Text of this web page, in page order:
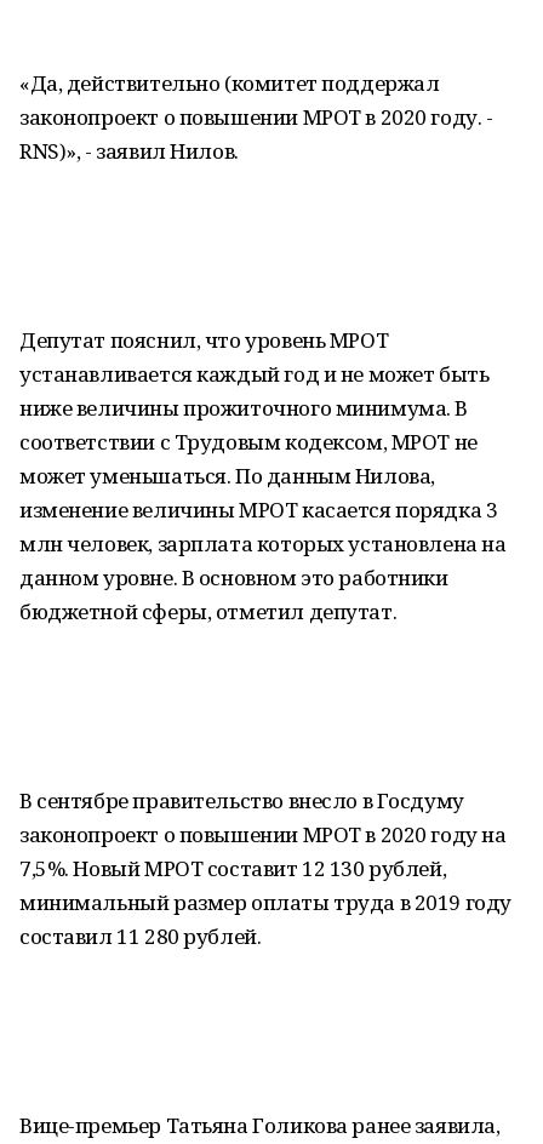
«Да, действительно (комитет поддержал
законопроект о повышении МРОТ в 2020 году. -
RNS)», - заявил Нилов.
Депутат пояснил, что уровень МРОТ
устанавливается каждый год и не может быть
ниже величины прожиточного минимума. В
соответствии с Трудовым кодексом, МРОТ не
может уменьшаться. По данным Нилова,
изменение величины МРОТ касается порядка 3
млн человек, зарплата которых установлена на
данном уровне. В основном это работники
бюджетной сферы, отметил депутат.
В сентябре правительство внесло в Госдуму
законопроект о повышении МРОТ в 2020 году на
7,5%. Новый МРОТ составит 12 130 рублей,
минимальный размер оплаты труда в 2019 году
составил 11 280 рублей.
Вице-премьер Татьяна Голикова ранее заявила,